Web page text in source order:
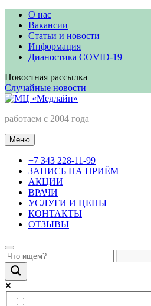
Перейти
содержимому
О нас
Вакансии
Статьи и новости
Информация
Дианостика COVID-19
Новостная рассылка
Случайные новости
МЦ «Медлайн»
работаем с 2004 года
Меню
+7 343 228-11-99
ЗАПИСЬ НА ПРИЁМ
АКЦИИ
ВРАЧИ
УСЛУГИ И ЦЕНЫ
КОНТАКТЫ
ОТЗЫВЫ